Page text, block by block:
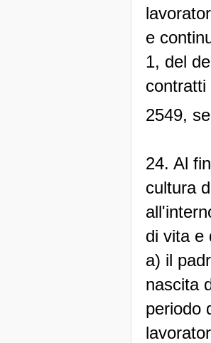
e
1, del
contratti
2549,
24. Al
cultura
di vita e
a) il
nascita
periodo